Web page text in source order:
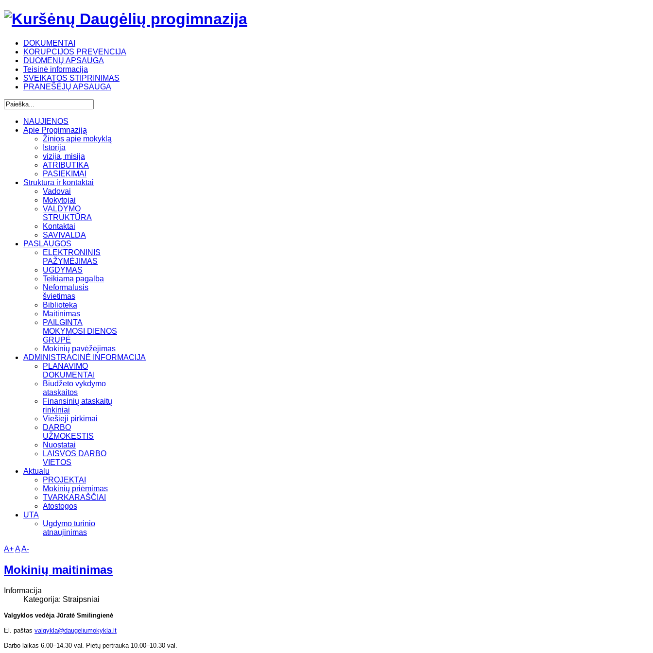
DOKUMENTAI
KORUPCIJOS PREVENCIJA
DUOMENŲ APSAUGA
Teisinė informacija
SVEIKATOS STIPRINIMAS
PRANEŠĖJŲ APSAUGA
NAUJIENOS
Apie Progimnaziją
Žinios apie mokyklą
Istorija
vizija, misija
ATRIBUTIKA
PASIEKIMAI
Struktūra ir kontaktai
Vadovai
Mokytojai
VALDYMO
STRUKTŪRA
Kontaktai
SAVIVALDA
PASLAUGOS
ELEKTRONINIS
PAŽYMĖJIMAS
UGDYMAS
Teikiama pagalba
Neformalusis
švietimas
Biblioteka
Maitinimas
PAILGINTA
MOKYMOSI DIENOS
GRUPĖ
Mokinių pavėžėjimas
ADMINISTRACINĖ INFORMACIJA
PLANAVIMO
DOKUMENTAI
Biudžeto vykdymo
ataskaitos
Finansinių ataskaitų
rinkiniai
Viešieji pirkimai
DARBO
UŽMOKESTIS
Nuostatai
LAISVOS DARBO
VIETOS
Aktualu
PROJEKTAI
Mokinių priėmimas
TVARKARAŠČIAI
Atostogos
UTA
Ugdymo turinio
atnaujinimas
A+AA-
Mokinių maitinimas
Informacija
Kategorija: Straipsniai
Valgyklos vedėja Jūratė Smilingienė
El. paštas valgykla@daugeliumokykla.lt
Darbo laikas 6.00–14.30 val. Pietų pertrauka 10.00–10.30 val.